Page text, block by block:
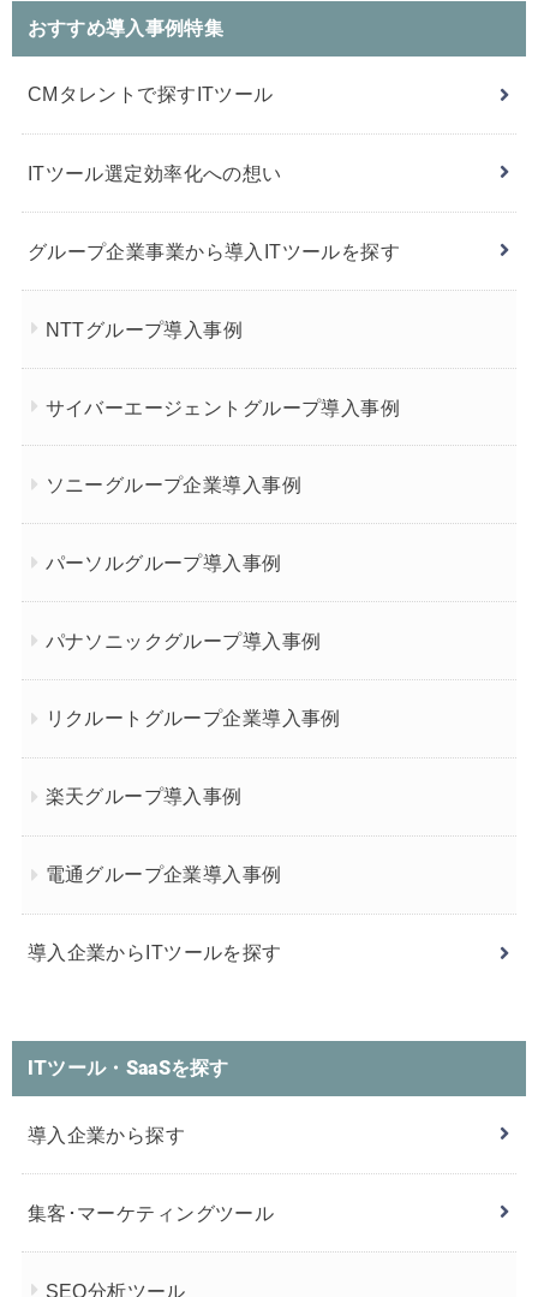
おすすめ導入事例特集
CMタレントで探すITツール
ITツール選定効率化への想い
グループ企業事業から導入ITツールを探す
NTTグループ導入事例
サイバーエージェントグループ導入事例
ソニーグループ企業導入事例
パーソルグループ導入事例
パナソニックグループ導入事例
リクルートグループ企業導入事例
楽天グループ導入事例
電通グループ企業導入事例
導入企業からITツールを探す
ITツール・SaaSを探す
導入企業から探す
集客･マーケティングツール
SEO分析ツール